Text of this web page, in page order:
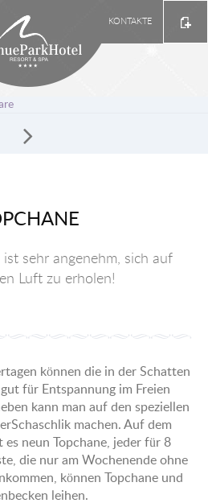
KONTAKTE
ist sehr angenehm, sich auf
Luft zu erholen!
können die in der Schatten
für Entspannung im Freien
kann man auf den speziellen
machen. Auf dem
neun Topchane, jeder für 8
die nur am Wochenende ohne
können Topchane und
leihen.